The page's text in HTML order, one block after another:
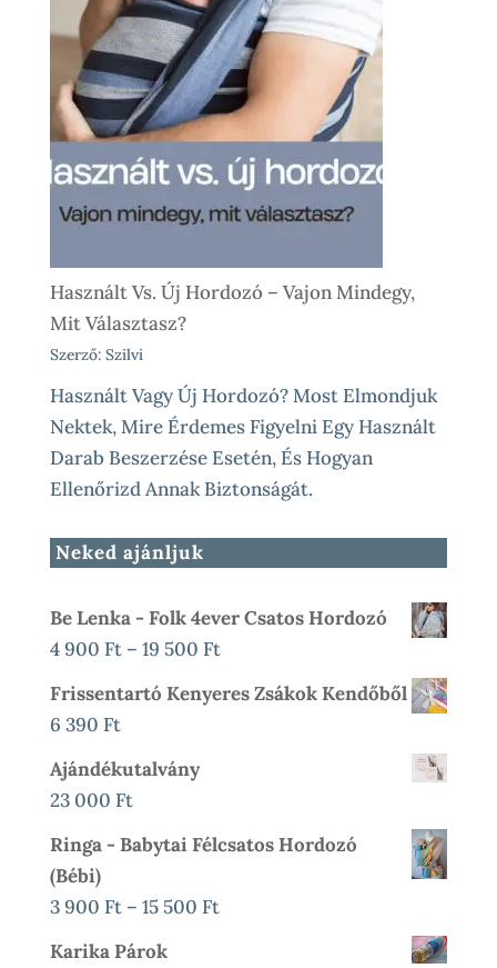
Használt Vs. Új Hordozó – Vajon Mindegy,
Mit Választasz?
Szerző: Szilvi
Használt Vagy Új Hordozó? Most Elmondjuk
Nektek, Mire Érdemes Figyelni Egy Használt
Darab Beszerzése Esetén, És Hogyan
Ellenőrizd Annak Biztonságát.
Neked ajánljuk
Be Lenka - Folk 4ever Csatos Hordozó
4 900 Ft – 19 500 FtÁrtartomány:
900 Ft
Frissentartó Kenyeres Zsákok Kendőből
6 390 Ft
Ajándékutalvány
23 000 Ft
Ringa - Babytai Félcsatos Hordozó
(bébi)
3 900 Ft – 15 500 FtÁrtartomány:
Karika Párok